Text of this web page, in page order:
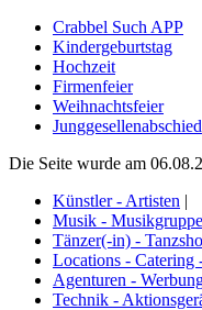
Crabbel Such APP
Kindergeburtstag
Hochzeit
Firmenfeier
Weihnachtsfeier
Junggesellenabschied
Die Seite wurde am
Künstler - Artisten |
Musik -
Tänzer(-in) -
Locations - Catering
Agenturen -
Technik -